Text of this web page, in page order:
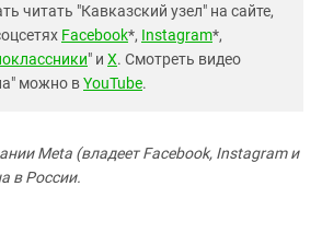
читать "Кавказский узел" на сайте,
Facebook*, Instagram*,
" и X. Смотреть видео
можно вYouTube.
Meta (владеет Facebook, Instagram и
в России.